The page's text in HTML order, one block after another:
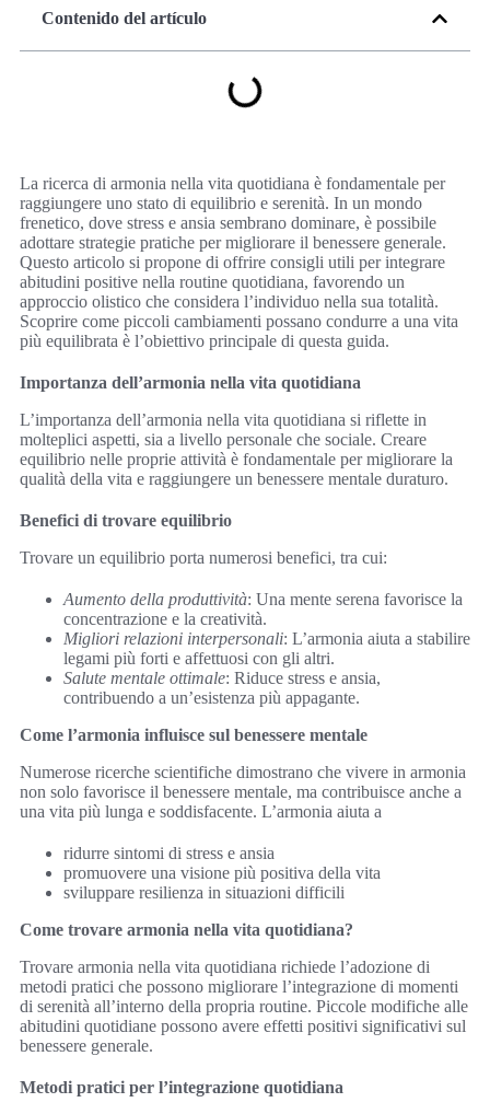
Contenido del artículo
La ricerca di armonia nella vita quotidiana è fondamentale per
raggiungere uno stato di equilibrio e serenità. In un mondo
frenetico, dove stress e ansia sembrano dominare, è possibile
adottare strategie pratiche per migliorare il benessere generale.
Questo articolo si propone di offrire consigli utili per integrare
abitudini positive nella routine quotidiana, favorendo un
approccio olistico che considera l’individuo nella sua totalità.
Scoprire come piccoli cambiamenti possano condurre a una vita
più equilibrata è l’obiettivo principale di questa guida.
Importanza dell’armonia nella vita quotidiana
L’importanza dell’armonia nella vita quotidiana si riflette in
molteplici aspetti, sia a livello personale che sociale. Creare
equilibrio nelle proprie attività è fondamentale per migliorare la
qualità della vita e raggiungere un benessere mentale duraturo.
Benefici di trovare equilibrio
Trovare un equilibrio porta numerosi benefici, tra cui:
Aumento della produttività: Una mente serena favorisce la
concentrazione e la creatività.
Migliori relazioni interpersonali: L’armonia aiuta a stabilire
legami più forti e affettuosi con gli altri.
Salute mentale ottimale: Riduce stress e ansia,
contribuendo a un’esistenza più appagante.
Come l’armonia influisce sul benessere mentale
Numerose ricerche scientifiche dimostrano che vivere in armonia
non solo favorisce il benessere mentale, ma contribuisce anche a
una vita più lunga e soddisfacente. L’armonia aiuta a
ridurre sintomi di stress e ansia
promuovere una visione più positiva della vita
sviluppare resilienza in situazioni difficili
Come trovare armonia nella vita quotidiana?
Trovare armonia nella vita quotidiana richiede l’adozione di
metodi pratici che possono migliorare l’integrazione di momenti
di serenità all’interno della propria routine. Piccole modifiche alle
abitudini quotidiane possono avere effetti positivi significativi sul
benessere generale.
Metodi pratici per l’integrazione quotidiana